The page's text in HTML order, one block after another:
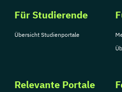
Für Studierende
Übersicht Studienportale
Relevante Portale